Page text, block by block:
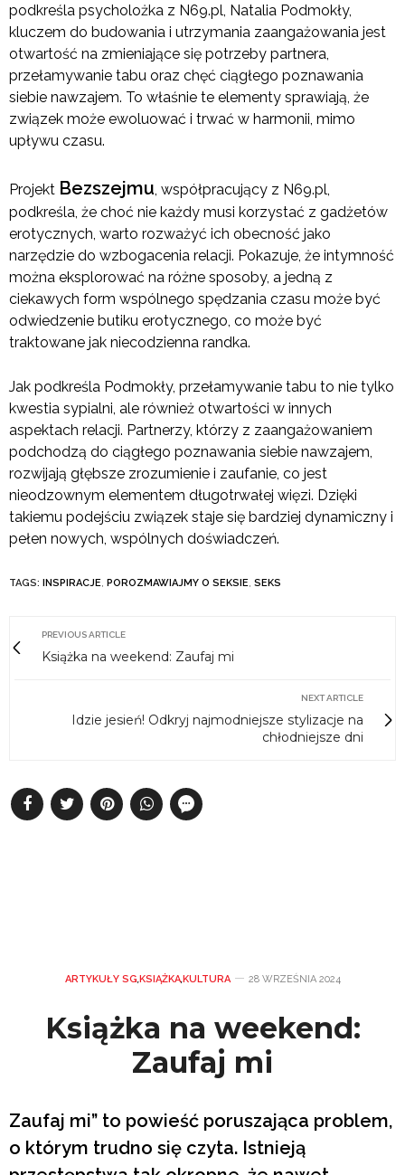
podkreśla psycholożka z N69.pl, Natalia Podmokły,
kluczem do budowania i utrzymania zaangażowania jest
otwartość na zmieniające się potrzeby partnera,
przełamywanie tabu oraz chęć ciągłego poznawania
siebie nawzajem. To właśnie te elementy sprawiają, że
związek może ewoluować i trwać w harmonii, mimo
upływu czasu.
Projekt Bezszejmu , współpracujący z N69.pl,
podkreśla, że choć nie każdy musi korzystać z gadżetów
erotycznych, warto rozważyć ich obecność jako
narzędzie do wzbogacenia relacji. Pokazuje, że intymność
można eksplorować na różne sposoby, a jedną z
ciekawych form wspólnego spędzania czasu może być
odwiedzenie butiku erotycznego, co może być
traktowane jak niecodzienna randka.
Jak podkreśla Podmokły, przełamywanie tabu to nie tylko
kwestia sypialni, ale również otwartości w innych
aspektach relacji. Partnerzy, którzy z zaangażowaniem
podchodzą do ciągłego poznawania siebie nawzajem,
rozwijają głębsze zrozumienie i zaufanie, co jest
nieodzownym elementem długotrwałej więzi. Dzięki
takiemu podejściu związek staje się bardziej dynamiczny i
pełen nowych, wspólnych doświadczeń.
TAGS: INSPIRACJE, POROZMAWIAJMY O SEKSIE, SEKS
PREVIOUS ARTICLE
Książka na weekend: Zaufaj mi
NEXT ARTICLE
Idzie jesień! Odkryj najmodniejsze stylizacje na
chłodniejsze dni
ARTYKUŁY SG,KSIĄŻKA,KULTURA 28 WRZEŚNIA 2024
Książka na weekend:
Zaufaj mi
Zaufaj mi” to powieść poruszająca problem,
o którym trudno się czyta. Istnieją